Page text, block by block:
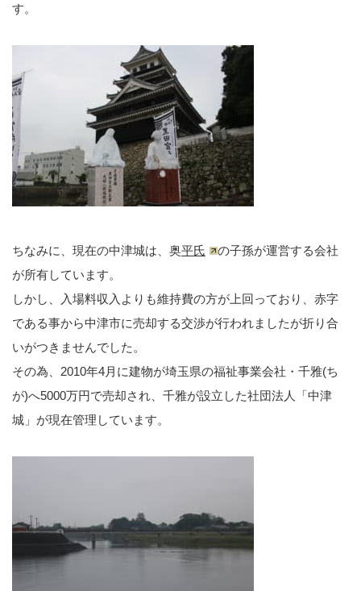
す。
ちなみに、現在の中津城は、奥平氏
の子孫が運営する会社
が所有しています。
しかし、入場料収入よりも維持費の方が上回っており、赤字
である事から中津市に売却する交渉が行われましたが折り合
いがつきませんでした。
その為、2010年4月に建物が埼玉県の福祉事業会社・千雅(ち
が)へ5000万円で売却され、千雅が設立した社団法人「中津
城」が現在管理しています。